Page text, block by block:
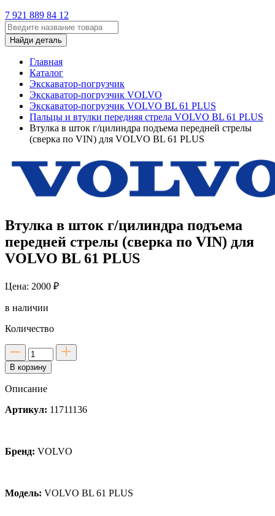
7 921 889 84 12
Найди деталь
Главная
Каталог
Экскаватор-погрузчик
Экскаватор-погрузчик VOLVO
Экскаватор-погрузчик VOLVO BL 61 PLUS
Пальцы и втулки передняя стрела VOLVO BL 61 PLUS
Втулка в шток г/цилиндра подъема передней стрелы
(сверка по VIN) для VOLVO BL 61 PLUS
Втулка в шток г/цилиндра подъема
передней стрелы (сверка по VIN) для
VOLVO BL 61 PLUS
Цена: 2000 ₽
в наличии
Количество
Количество
товара
Втулка
шток
г/
цилиндра
стрелы
(сверка
для
В корзину
Описание
Артикул: 11711136
Бренд: VOLVO
Модель: VOLVO BL 61 PLUS